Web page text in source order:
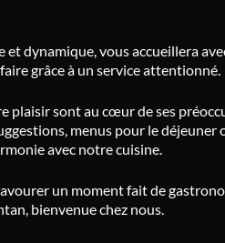
et dynamique, vous accueillera
grâce à un service attentionné.
plaisir sont au cœur de ses
menus pour le déjeuner
avec notre cuisine.
un moment fait de
bienvenue chez nous.